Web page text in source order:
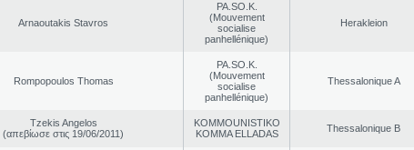
Arnaoutakis Stavros
PA.SO.K.
(Mouvement
socialise
panhellénique)
Herakleion
Rompopoulos Thomas
PA.SO.K.
(Mouvement
socialise
panhellénique)
Thessalonique A
Tzekis Angelos
(απεβίωσε στις 19/06/2011)
KOMMOUNISTIKO
KOMMA ELLADAS
Thessalonique B